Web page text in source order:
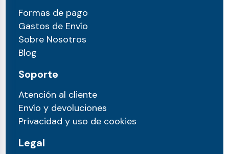
Formas de pago
Gastos de Envío
Sobre Nosotros
Blog
Soporte
Atención al cliente
Envío y devoluciones
Privacidad y uso de cookies
Legal